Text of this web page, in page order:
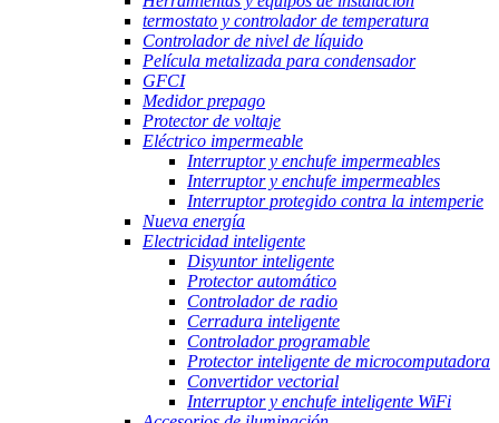
termostato y controlador de temperatura
Controlador de nivel de líquido
Película metalizada para condensador
GFCI
Medidor prepago
Protector de voltaje
Eléctrico impermeable
Interruptor y enchufe impermeables
Interruptor y enchufe impermeables
Interruptor protegido contra la intemperie
Nueva energía
Electricidad inteligente
Disyuntor inteligente
Protector automático
Controlador de radio
Cerradura inteligente
Controlador programable
Protector inteligente de microcomputadora
Convertidor vectorial
Interruptor y enchufe inteligente WiFi